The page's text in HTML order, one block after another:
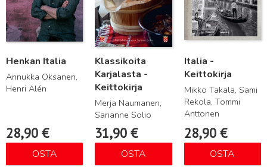
Henkan Italia
Annukka Oksanen,
Henri Alén
28,90 €
OSTA
Klassikoita
Karjalasta -
Keittokirja
Merja Naumanen,
Sarianne Solio
31,90€
OSTA
Italia -
Keittokirja
Mikko Takala, Sami
Rekola, Tommi
Anttonen
28,90 €
OSTA